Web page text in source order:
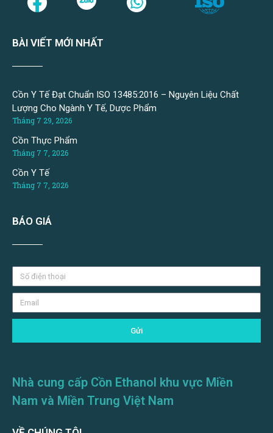
BÀI VIẾT MỚI NHẤT
Cồn Y Tế Đạt Chuẩn ISO 13485:2016 – Nguyên Liệu Chất
Lượng Cho Ngành Y Tế, Dược Phẩm
Tháng 7 29, 2026
Cồn Thực Phẩm
Tháng 7 7, 2026
Cồn Y Tế
Tháng 7 7, 2026
BÁO GIÁ
Gửi
Nhà cung cấp Cồn Ethanol khu vực Miền
Nam và Miền Trung Việt Nam